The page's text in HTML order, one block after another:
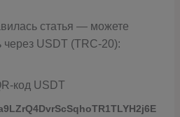
статья — можете
через USDT (TRC-20):